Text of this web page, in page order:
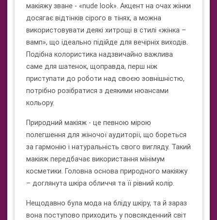
макіяжу зване - «nude look». Акцент на очах жінки
досягає відтінків сірого в тінях, а можна
використовувати деякі хитрощі в стилі «жінка –
вамп», що ідеально підійде для вечірніх виходів.
Подібна колористика надзвичайно важлива
саме для шатенок, щоправда, перш ніж
приступати до роботи над своєю зовнішністю,
потрібно розібратися з деякими нюансами
кольору.
Природний макіяж - це певною мірою
полегшення для жіночої аудиторії, що бореться
за гармонію і натуральність свого вигляду. Такий
макіяж передбачає використання мінімум
косметики. Головна основа природного макіяжу
– доглянута шкіра обличчя та її рівний колір.
Нещодавно була мода на бліду шкіру, та й зараз
вона поступово приходить у повсякденний світ